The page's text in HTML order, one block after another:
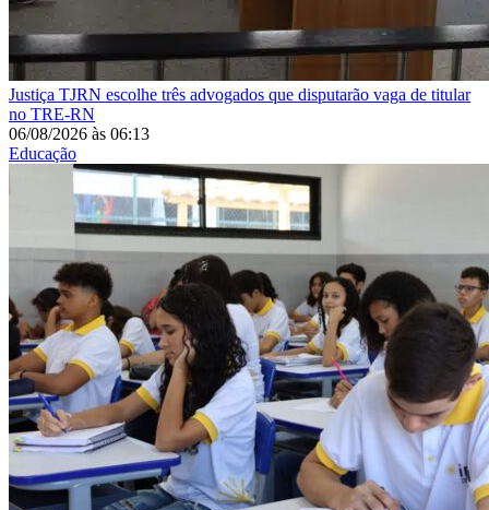
Justiça TJRN escolhe três advogados que disputarão vaga de titular
no TRE-RN
06/08/2026 às 06:13
Educação